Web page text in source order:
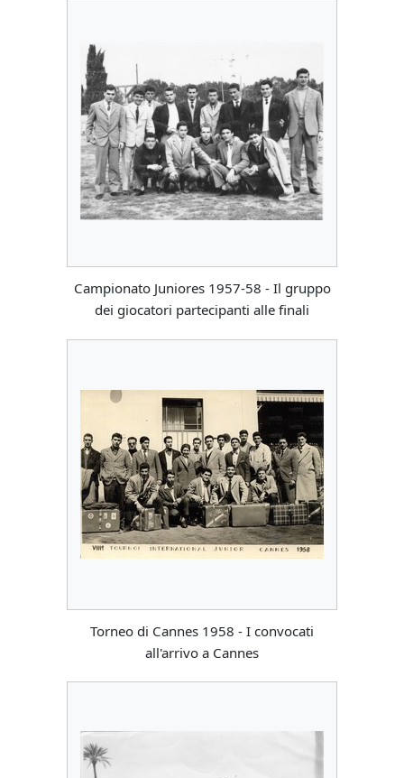
Campionato Juniores 1957-58 - Il gruppo
dei giocatori partecipanti alle finali
Torneo di Cannes 1958 - I convocati
all'arrivo a Cannes